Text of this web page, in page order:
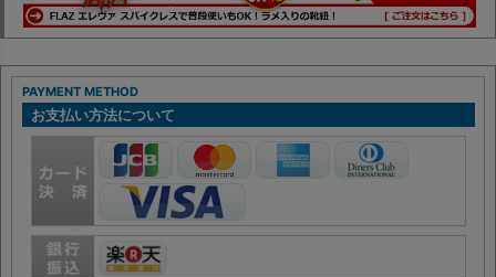
PAYMENT METHOD
お支払い方法について